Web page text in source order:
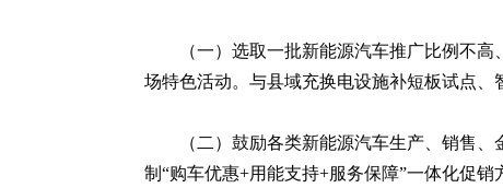
（一）选取一批新能源汽车推广比例不
场特色活动。与县域充换电设施补短板试点、
（二）鼓励各类新能源汽车生产、销售
制“购车优惠+用能支持+服务保障”一体化促